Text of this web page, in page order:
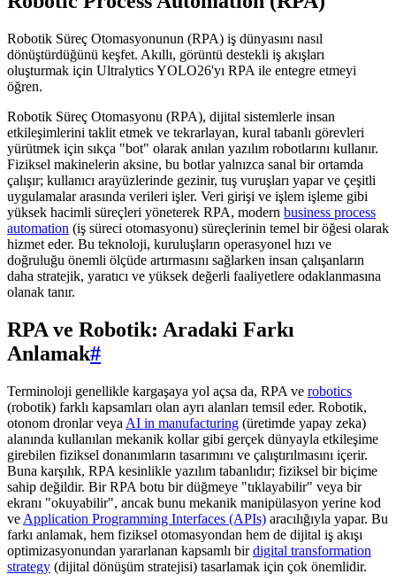
Robotik Süreç Otomasyonunun (RPA) iş dünyasını nasıl
dönüştürdüğünü keşfet. Akıllı, görüntü destekli iş akışları
oluşturmak için Ultralytics YOLO26'yı RPA ile entegre etmeyi
öğren.
Robotik Süreç Otomasyonu (RPA), dijital sistemlerle insan
etkileşimlerini taklit etmek ve tekrarlayan, kural tabanlı görevleri
yürütmek için sıkça "bot" olarak anılan yazılım robotlarını kullanır.
Fiziksel makinelerin aksine, bu botlar yalnızca sanal bir ortamda
çalışır; kullanıcı arayüzlerinde gezinir, tuş vuruşları yapar ve çeşitli
uygulamalar arasında verileri işler. Veri girişi ve işlem işleme gibi
yüksek hacimli süreçleri yöneterek RPA, modern business process
automation (iş süreci otomasyonu) süreçlerinin temel bir öğesi olarak
hizmet eder. Bu teknoloji, kuruluşların operasyonel hızı ve
doğruluğu önemli ölçüde artırmasını sağlarken insan çalışanların
daha stratejik, yaratıcı ve yüksek değerli faaliyetlere odaklanmasına
olanak tanır.
RPA ve Robotik: Aradaki Farkı
Anlamak#
Terminoloji genellikle kargaşaya yol açsa da, RPA ve robotics
(robotik) farklı kapsamları olan ayrı alanları temsil eder. Robotik,
otonom dronlar veya AI in manufacturing (üretimde yapay zeka)
alanında kullanılan mekanik kollar gibi gerçek dünyayla etkileşime
girebilen fiziksel donanımların tasarımını ve çalıştırılmasını içerir.
Buna karşılık, RPA kesinlikle yazılım tabanlıdır; fiziksel bir biçime
sahip değildir. Bir RPA botu bir düğmeye "tıklayabilir" veya bir
ekranı "okuyabilir", ancak bunu mekanik manipülasyon yerine kod
ve Application Programming Interfaces (APIs) aracılığıyla yapar. Bu
farkı anlamak, hem fiziksel otomasyondan hem de dijital iş akışı
optimizasyonundan yararlanan kapsamlı birdigital transformation
strategy (dijital dönüşüm stratejisi) tasarlamak için çok önemlidir.